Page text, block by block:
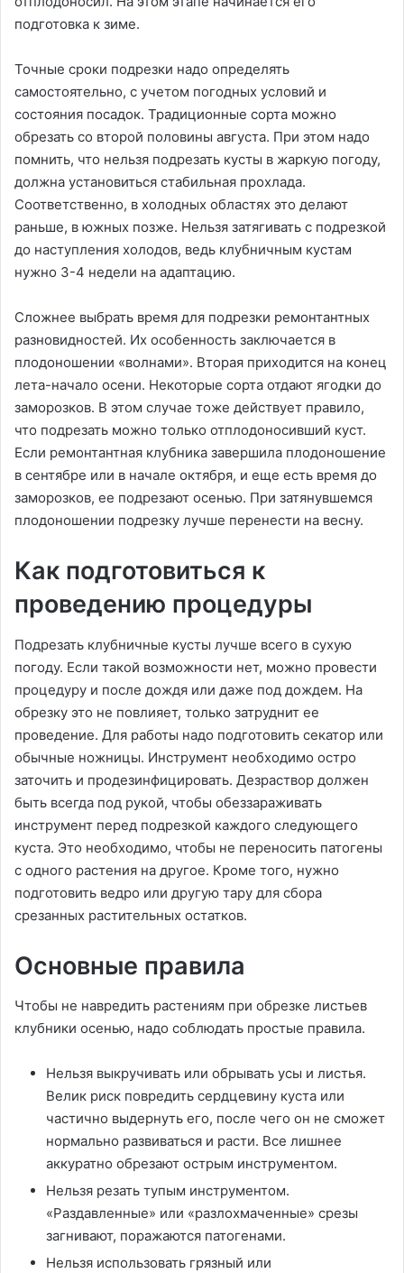
подготовка к зиме.
Точные сроки подрезки надо определять
самостоятельно, с учетом погодных условий и
состояния посадок. Традиционные сорта можно
обрезать со второй половины августа. При этом надо
помнить, что нельзя подрезать кусты в жаркую погоду,
должна установиться стабильная прохлада.
Соответственно, в холодных областях это делают
раньше, в южных позже. Нельзя затягивать с подрезкой
до наступления холодов, ведь клубничным кустам
нужно 3-4 недели на адаптацию.
Сложнее выбрать время для подрезки ремонтантных
разновидностей. Их особенность заключается в
плодоношении «волнами». Вторая приходится на конец
лета-начало осени. Некоторые сорта отдают ягодки до
заморозков. В этом случае тоже действует правило,
что подрезать можно только отплодоносивший куст.
Если ремонтантная клубника завершила плодоношение
в сентябре или в начале октября, и еще есть время до
заморозков, ее подрезают осенью. При затянувшемся
плодоношении подрезку лучше перенести на весну.
Как подготовиться к
проведению процедуры
Подрезать клубничные кусты лучше всего в сухую
погоду. Если такой возможности нет, можно провести
процедуру и после дождя или даже под дождем. На
обрезку это не повлияет, только затруднит ее
проведение. Для работы надо подготовить секатор или
обычные ножницы. Инструмент необходимо остро
заточить и продезинфицировать. Дезраствор должен
быть всегда под рукой, чтобы обеззараживать
инструмент перед подрезкой каждого следующего
куста. Это необходимо, чтобы не переносить патогены
с одного растения на другое. Кроме того, нужно
подготовить ведро или другую тару для сбора
срезанных растительных остатков.
Основные правила
Чтобы не навредить растениям при обрезке листьев
клубники осенью, надо соблюдать простые правила.
Нельзя выкручивать или обрывать усы и листья.
Велик риск повредить сердцевину куста или
частично выдернуть его, после чего он не сможет
нормально развиваться и расти. Все лишнее
аккуратно обрезают острым инструментом.
Нельзя резать тупым инструментом.
«Раздавленные» или «разлохмаченные» срезы
загнивают, поражаются патогенами.
Нельзя использовать грязный или